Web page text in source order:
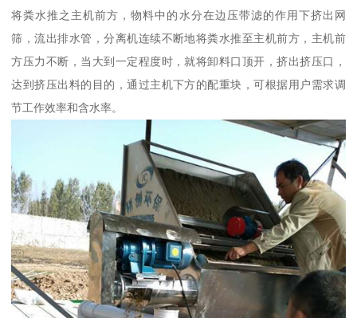
将粪水推之主机前方，物料中的水分在边压带滤的作用下挤出网
筛，流出排水管，分离机连续不断地将粪水推至主机前方，主机前
方压力不断，当大到一定程度时，就将卸料口顶开，挤出挤压口，
达到挤压出料的目的，通过主机下方的配重块，可根据用户需求调
节工作效率和含水率。